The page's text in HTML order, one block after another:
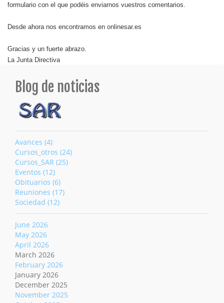
formulario con el que podéis enviarnos vuestros comentarios.
Desde ahora nos encontramos en onlinesar.es
Gracias y un fuerte abrazo.
La Junta Directiva
Blog de noticias
Avances (4)
Cursos_otros (24)
Cursos_SAR (25)
Eventos (12)
Obituarios (6)
Reuniones (17)
Sociedad (12)
June 2026
May 2026
April 2026
March 2026
February 2026
January 2026
December 2025
November 2025